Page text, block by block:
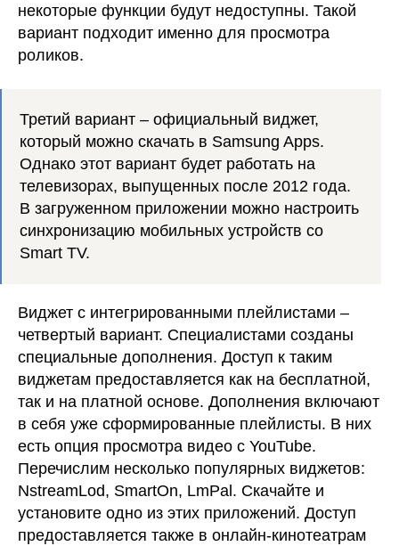
некоторые функции будут недоступны. Такой
вариант подходит именно для просмотра
роликов.
Третий вариант – официальный виджет,
который можно скачать в Samsung Apps.
Однако этот вариант будет работать на
телевизорах, выпущенных после 2012 года.
В загруженном приложении можно настроить
синхронизацию мобильных устройств со
Smart TV.
Виджет с интегрированными плейлистами –
четвертый вариант. Специалистами созданы
специальные дополнения. Доступ к таким
виджетам предоставляется как на бесплатной,
так и на платной основе. Дополнения включают
в себя уже сформированные плейлисты. В них
есть опция просмотра видео с YouTube.
Перечислим несколько популярных виджетов:
NstreamLod, SmartOn, LmPal. Скачайте и
установите одно из этих приложений. Доступ
предоставляется также в онлайн-кинотеатрам